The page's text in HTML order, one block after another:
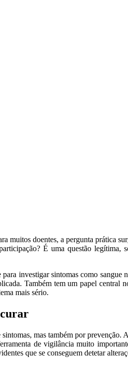
muitos doentes, a pergunta prática
É uma questão legítima,
investigar sintomas como sangue
Também tem um papel central
mais sério.
mas também por prevenção.
de vigilância muito
que se conseguem detetar